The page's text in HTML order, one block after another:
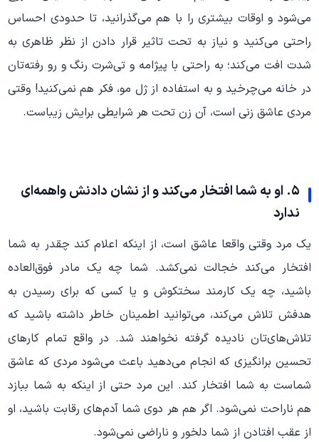
می‌شود و اوقات بیشتری را با هم می‌‌گذرانید، تا حدودی احساس
راحتی می‌کنید و نیاز به تحت تاثیر قرار دادن از نظر ظاهری به
شدت افت می‌کند؛ به راحتی با پیژامه و تی‌شرت رنگ و رو رفته‌تان
در خانه می‌چرخید و به استفاده از ژل مو، فکر هم نمی‌کنید! وقتی
مردی عاشق زنی است، آن زن تحت هر شرایطی برایش زیباست.
۵. او به شما افتخار می‌کند و از نشان دادنش واهمه‌ای
ندارد
یک مرد وقتی واقعا عاشق است، از اینکه اعلام کند چقدر به شما
افتخار می‌کند خجالت نمی‌کشد. شما چه یک مادر فوق‌العاده
باشید، چه یک کارمند سختکوش و یا کسی که برای رسیدن به
هدفش تلاش می‌کند، می‌توانید اطمینان خاطر داشته باشید که
تلاش‌های‌تان نادیده گرفته نخواهند شد. در واقع تمام کارهای
تحسین برانگیزی که انجام می‌دهید باعث می‌شود مردی که عاشق
شماست به شما افتخار کند. این مرد حتی از اینکه به شما ببازد
هم ناراحت نمی‌شود. اگر هم هر دوی شما آدم‌های رقابت باشید، او
از عقب افتادن از شما دلخور و ناراضی نمی‌شود.